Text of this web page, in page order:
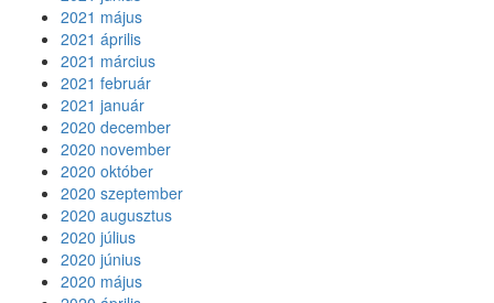
2021 május
2021 április
2021 március
2021 február
2021 január
2020 december
2020 november
2020 október
2020 szeptember
2020 augusztus
2020 július
2020 június
2020 május